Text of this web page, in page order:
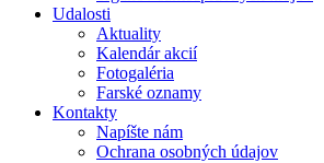
Udalosti
Aktuality
Kalendár akcií
Fotogaléria
Farské oznamy
Kontakty
Napíšte nám
Ochrana osobných údajov